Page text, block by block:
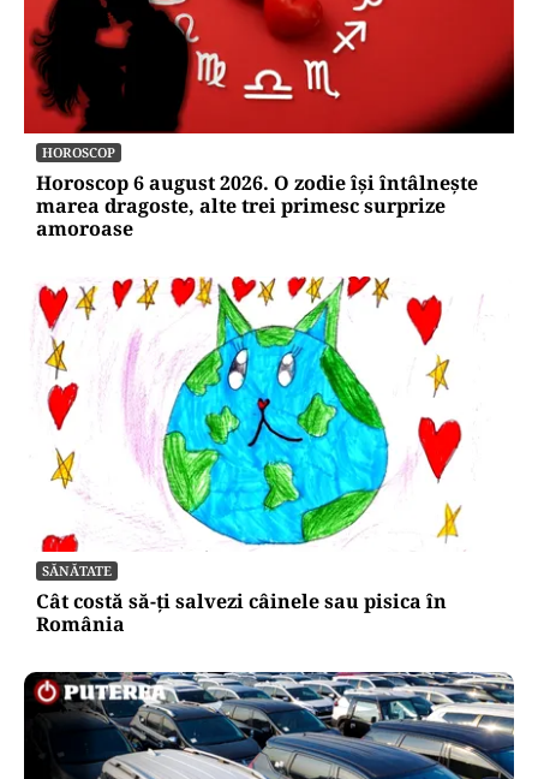
HOROSCOP
Horoscop 6 august 2026. O zodie își întâlnește
marea dragoste, alte trei primesc surprize
amoroase
SĂNĂTATE
Cât costă să-ți salvezi câinele sau pisica în
România